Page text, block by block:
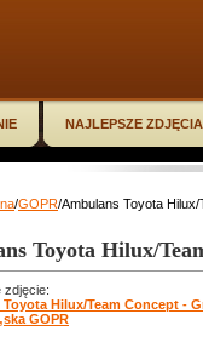
NAJLEPSZE ZDJĘCIA
/GOPR/Ambulans Toyota
Toyota Hilux/
zdjęcie:
Hilux/Team Concept -
GOPR